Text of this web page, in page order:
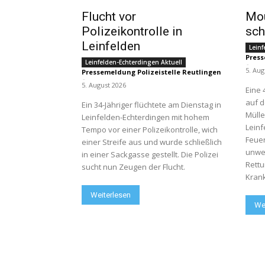
Flucht vor
Polizeikontrolle in
Leinfelden
Leinfelden-Echterdingen Aktuell
Pressemeldung Polizeistelle Reutlingen
-
5. August 2026
Ein 34-Jähriger flüchtete am Dienstag in
Leinfelden-Echterdingen mit hohem
Tempo vor einer Polizeikontrolle, wich
einer Streife aus und wurde schließlich
in einer Sackgasse gestellt. Die Polizei
sucht nun Zeugen der Flucht.
Weiterlesen
-
5.
Eine
auf